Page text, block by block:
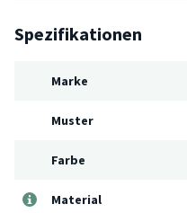
Spezifikationen
Marke
Muster
Farbe
Material